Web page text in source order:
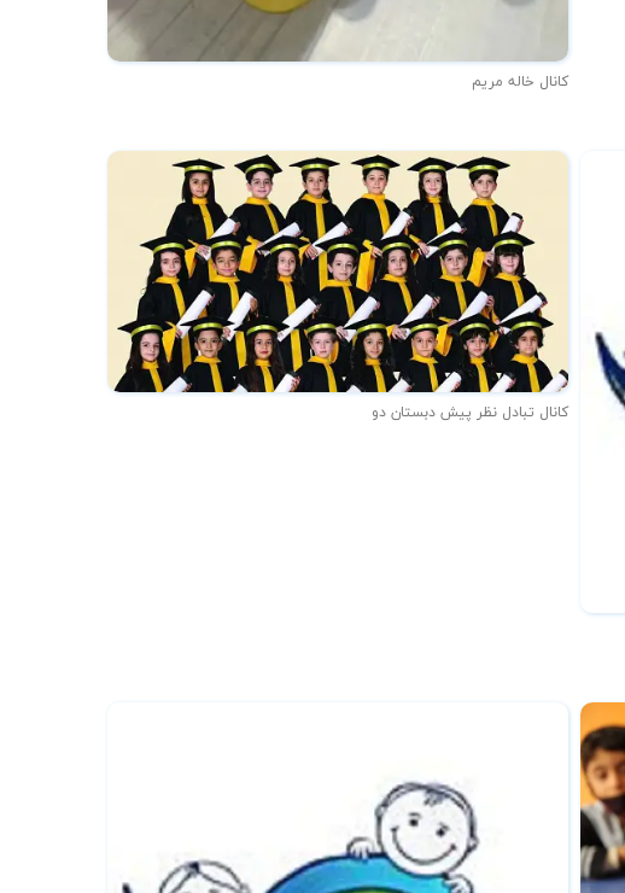
کانال خاله مریم
کانال تبادل نظر پیش دبستان دو